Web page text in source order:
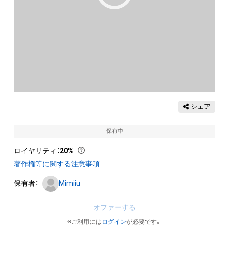
シェア
保有中
ロイヤリティ ：20%
著作権等に関する注意事項
保有者： Mimiiu
オファーする
※ご利用には ログインが必要です。